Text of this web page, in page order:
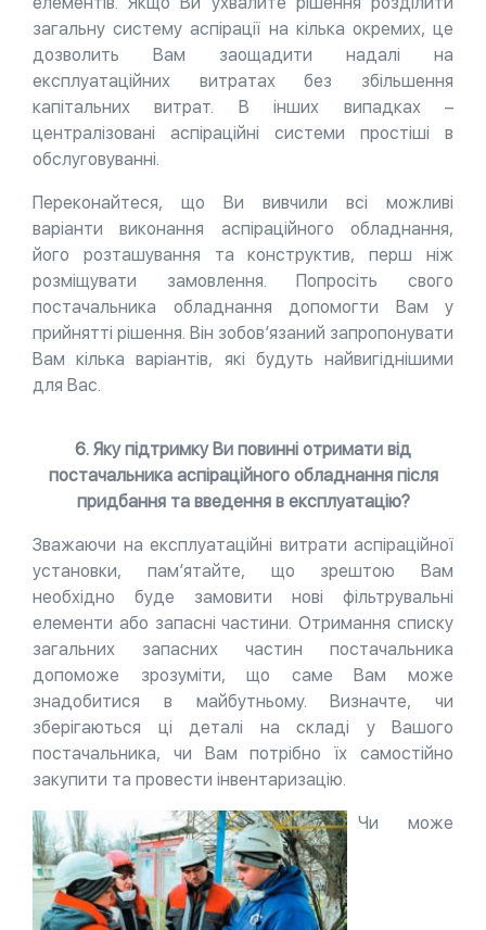
загальну систему аспірації на кілька окремих, це
дозволить Вам заощадити надалі на
експлуатаційних витратах без збільшення
капітальних витрат. В інших випадках –
централізовані аспіраційні системи простіші в
обслуговуванні.
Переконайтеся, що Ви вивчили всі можливі
варіанти виконання аспіраційного обладнання,
його розташування та конструктив, перш ніж
розміщувати замовлення. Попросіть свого
постачальника обладнання допомогти Вам у
прийнятті рішення. Він зобов’язаний запропонувати
Вам кілька варіантів, які будуть найвигіднішими
для Вас.
6. Яку підтримку Ви повинні отримати від
постачальника аспіраційного обладнання після
придбання та введення в експлуатацію?
Зважаючи на експлуатаційні витрати аспіраційної
установки, пам’ятайте, що зрештою Вам
необхідно буде замовити нові фільтрувальні
елементи або запасні частини. Отримання списку
загальних запасних частин постачальника
допоможе зрозуміти, що саме Вам може
знадобитися в майбутньому. Визначте, чи
зберігаються ці деталі на складі у Вашого
постачальника, чи Вам потрібно їх самостійно
закупити та провести інвентаризацію.
Чи може